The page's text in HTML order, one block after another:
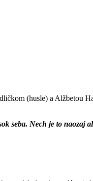
(husle) a Alžbetou
seba. Nech je to naozaj